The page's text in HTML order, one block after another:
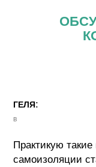
ГЕЛЯ:
в
Практикую
самоизоляции